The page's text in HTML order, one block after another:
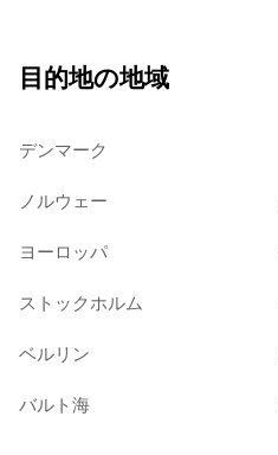
目的地の地域
デンマーク
ノルウェー
ヨーロッパ
ストックホルム
ベルリン
バルト海